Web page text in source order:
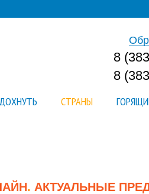
8
8
СТРАНЫ
. АКТУАЛЬНЫЕ